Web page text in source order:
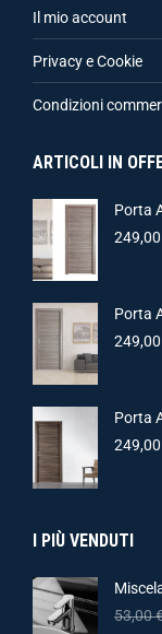
Il mio account
Privacy e Cookie
Condizioni
ARTICOLI IN
Porta
249,00
Porta
249,00
Porta
249,00
I PIÙ VENDUTI
53,00